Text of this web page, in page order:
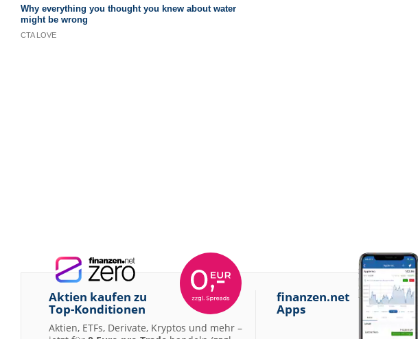
Aktien kaufen zu
Top-Konditionen
Aktien, ETFs, Derivate, Kryptos und mehr –
finanzen.net
Apps